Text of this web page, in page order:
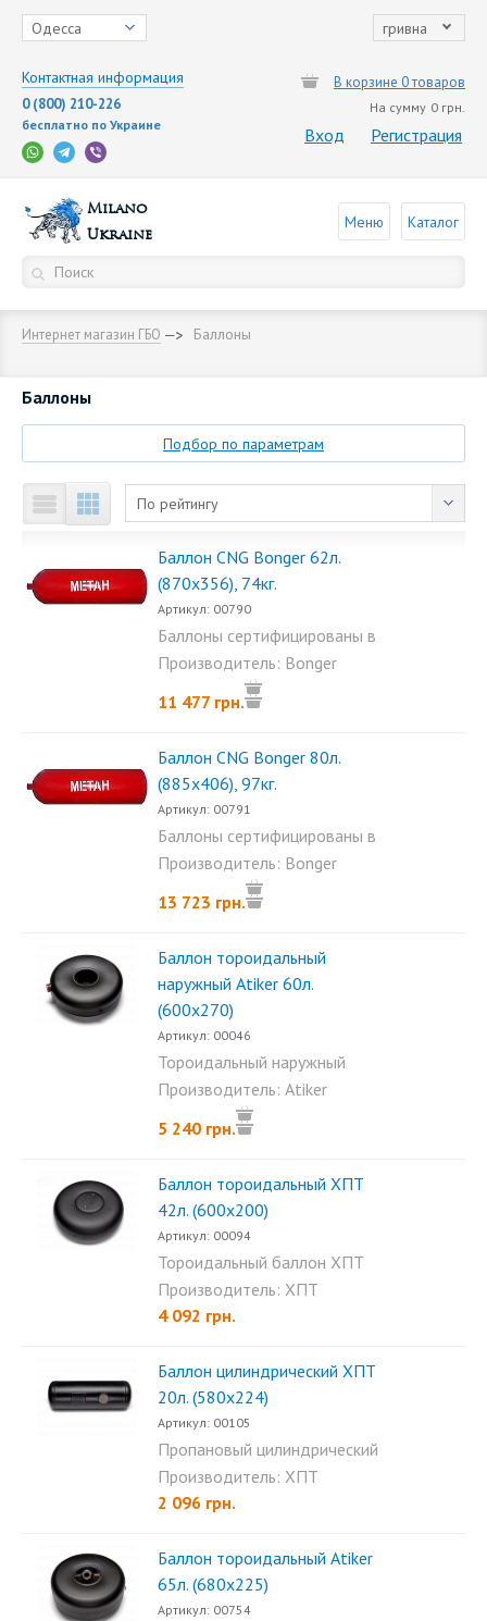
Одесса гривна
Контактная информация
0 (800) 210-226
бесплатно по Украине
В корзине 0 товаров
На сумму 0 грн.
Вход Регистрация
Milano
Ukraine
Меню Каталог
Интернет магазин ГБО Баллоны
Баллоны
Подбор по параметрам
По рейтингу
Баллон CNG Bonger 62л.
(870x356), 74кг.
Артикул: 00790
Баллоны сертифицированы в
Украине на...
Производитель: Bonger
11 477 грн.
Баллон CNG Bonger 80л.
(885x406), 97кг.
Артикул: 00791
Баллоны сертифицированы в
Украине на...
Производитель: Bonger
13 723 грн.
Баллон тороидальный
наружный Аtiker 60л.
(600х270)
Артикул: 00046
Тороидальный наружный
баллон Atiker 60л (600×270)...
Производитель: Atiker
5 240 грн.
Баллон тороидальный ХПТ
42л. (600х200)
Артикул: 00094
Тороидальный баллон ХПТ
42л. (600х200)...
Производитель: ХПТ
4 092 грн.
Баллон цилиндрический ХПТ
20л. (580х224)
Артикул: 00105
Пропановый цилиндрический
баллон ХПТ 20л...
Производитель: ХПТ
2 096 грн.
Баллон тороидальный Аtiker
65л. (680х225)
Артикул: 00754